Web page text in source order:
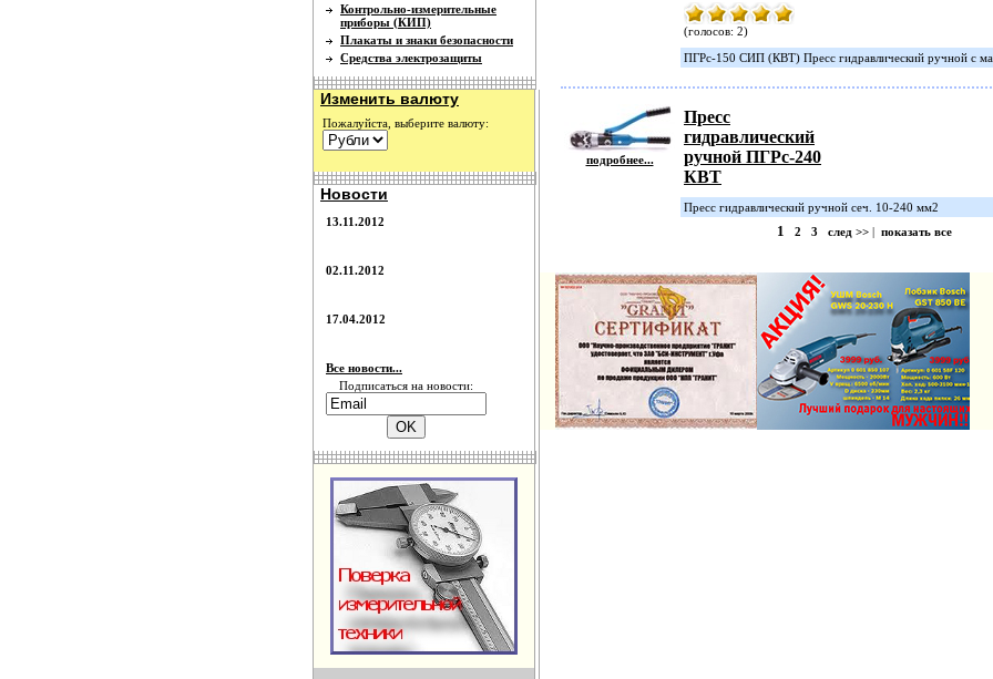
Контрольно-измерительные
приборы (КИП)
Плакаты и знаки безопасности
Средства электрозащиты
Изменить валюту
Пожалуйста, выберите валюту:
Новости
13.11.2012
02.11.2012
17.04.2012
Все новости...
Подписаться на новости:
(голосов: 2)
ПГРс-150 СИП (КВТ) Пресс гидравлический ручной с
подробнее...
Пресс
гидравлический
ручной ПГРс-240
КВТ
Пресс гидравлический ручной сеч. 10-240 мм2
1 2 3 след >> | показать все